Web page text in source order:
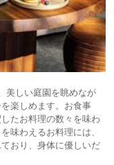
美しい庭園を眺めなが
楽しめます。お食事
たお料理の数々を味わ
味わえるお料理には、
おり、身体に優しいだ